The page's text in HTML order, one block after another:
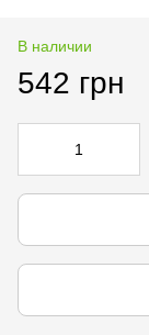
В наличии
542 грн